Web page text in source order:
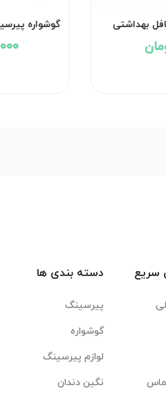
گوشواره پیرسینگ
سریع دسته بندی ها
پیرسینگ
گوشواره
لوازم پیرسینگ
نگین دندان